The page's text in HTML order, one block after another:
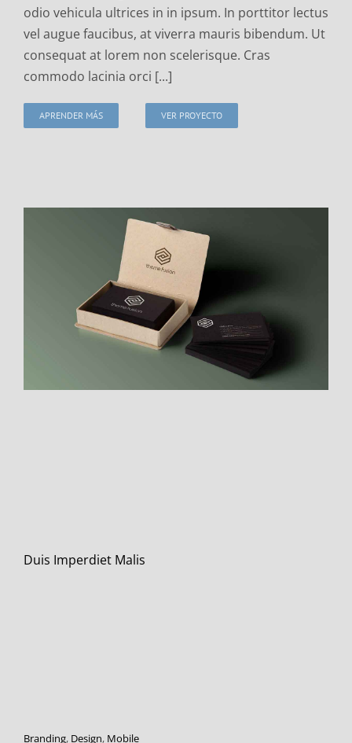
odio vehicula ultrices in in ipsum. In porttitor lectus
vel augue faucibus, at viverra mauris bibendum. Ut
consequat at lorem non scelerisque. Cras
commodo lacinia orci [...]
APRENDER MÁS VER PROYECTO
Duis Imperdiet Malis
Branding, Design, Mobile